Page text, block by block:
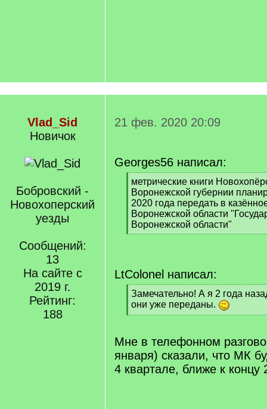
Vlad_Sid
Новичок
Бобровский -
Новохоперский
уезды
Сообщений:
13
На сайте с
2019 г.
Рейтинг:
188
21 фев. 2020 20:09
Georges56 написал:
[
q
]
метрические книги
Воронежской губернии
2020 года передать в
Воронежской области
Воронежской области"
[
LtColonel написал:
[
q
]
Замечательно! А я 2 года
они уже переданы.
[
q
]
Мне в телефонном
января) сказали, что МК
4 квартале, ближе к концу